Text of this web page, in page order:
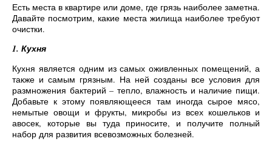
Есть места в квартире или доме, где грязь наиболее заметна.
Давайте посмотрим, какие места жилища наиболее требуют
очистки.
1. Кухня
Кухня является одним из самых оживленных помещений, а
также и самым грязным. На ней созданы все условия для
размножения бактерий – тепло, влажность и наличие пищи.
Добавьте к этому появляющееся там иногда сырое мясо,
немытые овощи и фрукты, микробы из всех кошельков и
авосек, которые вы туда приносите, и получите полный
набор для развития всевозможных болезней.